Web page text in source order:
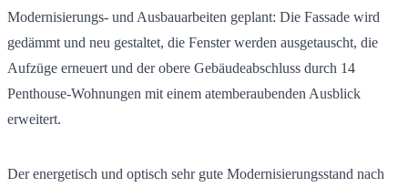
Modernisierungs- und Ausbauarbeiten geplant: Die Fassade wird
gedämmt und neu gestaltet, die Fenster werden ausgetauscht, die
Aufzüge erneuert und der obere Gebäudeabschluss durch 14
Penthouse-Wohnungen mit einem atemberaubenden Ausblick
erweitert.
Der energetisch und optisch sehr gute Modernisierungsstand nach